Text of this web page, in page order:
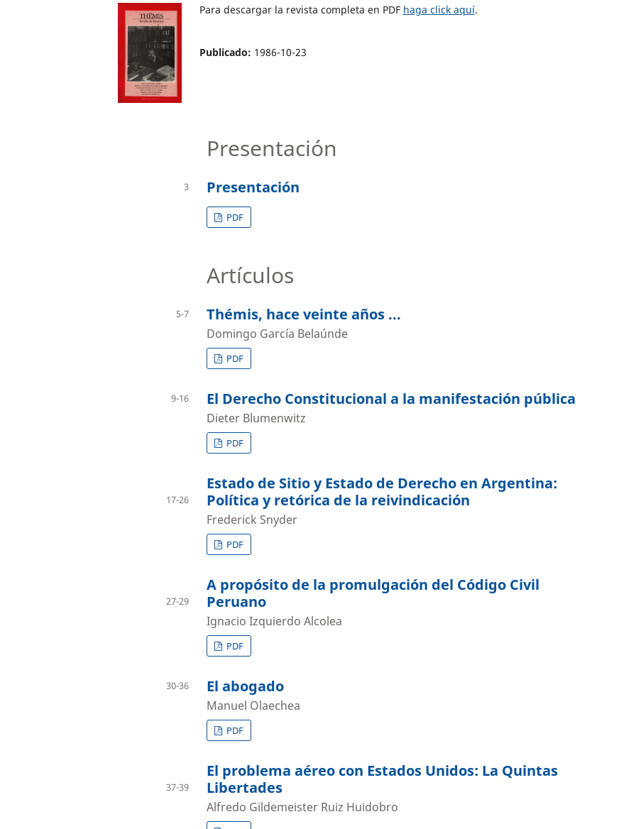
Para descargar la revista completa en PDF haga click aquí.
Publicado: 1986-10-23
Presentación
Presentación
3
PDF
Artículos
Thémis, hace veinte años ...
Domingo García Belaúnde
5-7
PDF
El Derecho Constitucional a la manifestación pública
Dieter Blumenwitz
9-16
PDF
Estado de Sitio y Estado de Derecho en Argentina:
Política y retórica de la reivindicación
Frederick Snyder
17-26
PDF
A propósito de la promulgación del Código Civil
Peruano
Ignacio Izquierdo Alcolea
27-29
PDF
El abogado
Manuel Olaechea
30-36
PDF
El problema aéreo con Estados Unidos: La Quintas
Libertades
Alfredo Gildemeister Ruiz Huidobro
37-39